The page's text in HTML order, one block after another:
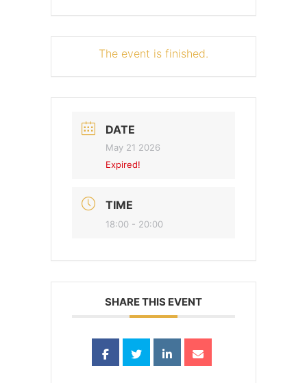
The event is finished.
DATE
May 21 2026
Expired!
TIME
18:00 - 20:00
SHARE THIS EVENT